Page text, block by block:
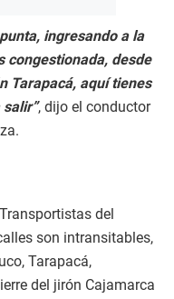
ingresando a la
congestionada, desde
Tarapacá, aquí tienes
, dijo el conductor
del
son intransitables,
Tarapacá,
del jirón Cajamarca